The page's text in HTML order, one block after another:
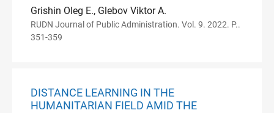
Grishin Oleg E., Glebov Viktor A.
RUDN Journal of Public Administration. Vol. 9. 2022. P..
351-359
DISTANCE LEARNING IN THE
HUMANITARIAN FIELD AMID THE